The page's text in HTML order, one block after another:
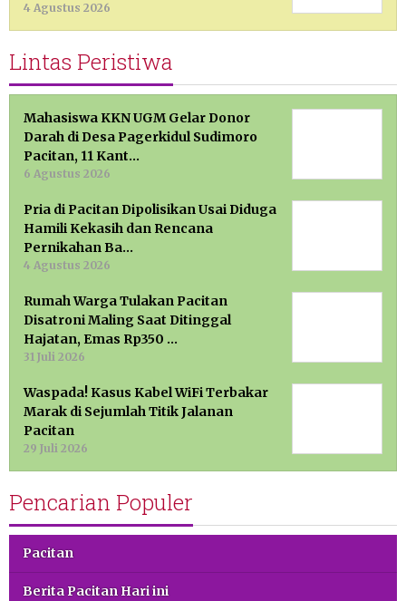
4 Agustus 2026
Lintas Peristiwa
Mahasiswa KKN UGM Gelar Donor
Darah di Desa Pagerkidul Sudimoro
Pacitan, 11 Kant…
6 Agustus 2026
Pria di Pacitan Dipolisikan Usai Diduga
Hamili Kekasih dan Rencana
Pernikahan Ba…
4 Agustus 2026
Rumah Warga Tulakan Pacitan
Disatroni Maling Saat Ditinggal
Hajatan, Emas Rp350 …
31 Juli 2026
Waspada! Kasus Kabel WiFi Terbakar
Marak di Sejumlah Titik Jalanan
Pacitan
29 Juli 2026
Pencarian Populer
Pacitan
Berita Pacitan Hari ini